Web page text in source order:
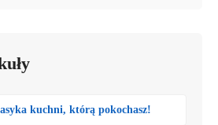
kuchni, którą pokochasz!